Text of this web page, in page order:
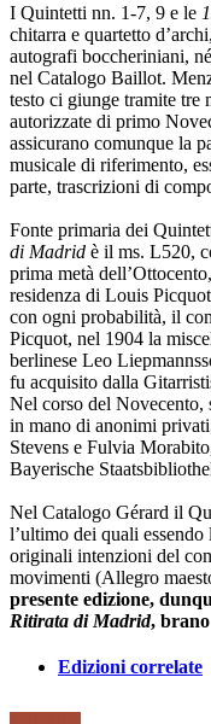
I Quintetti nn. 1-7, 9 e le
chitarra e quartetto
autografi boccheriniani,
nel Catalogo Baillot.
testo ci giunge tramite tre
autorizzate di primo
assicurano comunque la
musicale di riferimento,
parte, trascrizioni di
Fonte primaria dei
di Madrid è il ms. L520,
prima metà
residenza di Louis
con ogni probabilità, il
Picquot, nel 1904 la
berlinese Leo
fu acquisito dalla
Nel corso del Novecento,
in mano di anonimi
Stevens e Fulvia
Bayerische
Nel Catalogo Gérard il
l’ultimo dei quali essendo
originali intenzioni del
movimenti (Allegro
presente edizione,
Ritirata di Madrid,
Edizioni correlate